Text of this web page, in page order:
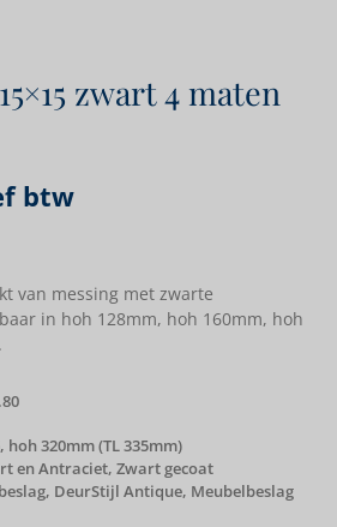
zwart 4 maten
btw
van messing met zwarte
in hoh 128mm, hoh 160mm, hoh
320mm (TL 335mm)
en Antraciet, Zwart gecoat
, DeurStijl Antique, Meubelbeslag